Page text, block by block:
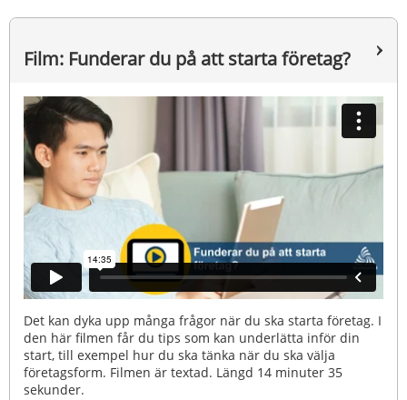
Film: Funderar du på att starta företag?
Det kan dyka upp många frågor när du ska starta företag. I
den här filmen får du tips som kan underlätta inför din
start, till exempel hur du ska tänka när du ska välja
företagsform. Filmen är textad. Längd 14 minuter 35
sekunder.